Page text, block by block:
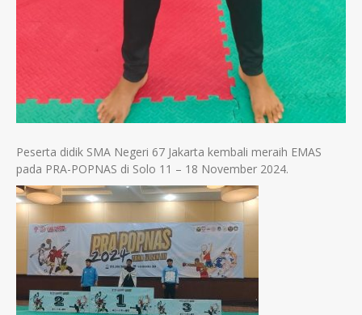
Peserta didik SMA Negeri 67 Jakarta kembali meraih EMAS
pada PRA-POPNAS di Solo 11 – 18 November 2024.